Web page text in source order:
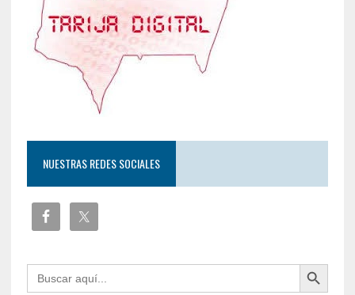
NUESTRAS REDES SOCIALES
Buscar: Botón de búsqueda